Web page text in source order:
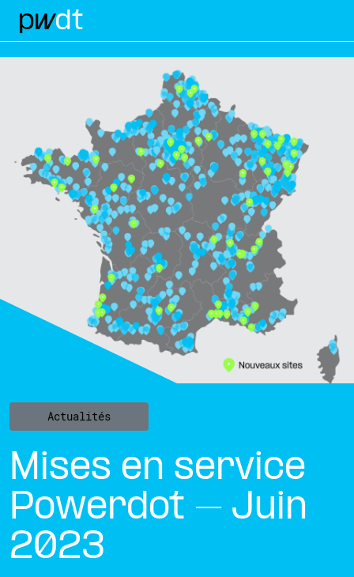
Actualités
Mises en service
Powerdot – Juin
2023